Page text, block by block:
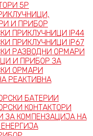
5P
И ПРИБОР
ПРИКЛУЧНИЦИ IP44
ПРИКЛУЧНИЦИ IP67
РАЗВОДНИ ОРМАРИ
И ПРИБОР ЗА
ОРМАРИ
РЕАКТИВНА
БАТЕРИИ
КОНТАКТОРИ
ЗА КОМПЕНЗАЦИЈА НА